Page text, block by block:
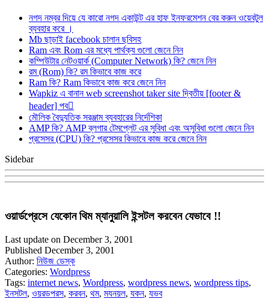
নগদ নম্বর দিয়ে যে কারো নগদ একাউন্ট এর হাফ ইনফরমেশন বের করুন ওয়েবটুল
ব্যবহার করে ।
Mb ছাড়াই facebook চালান ছবিসহ
Ram এবং Rom এর মধ্যে পার্থক্য গুলো জেনে নিন
কম্পিউটার নেটওয়ার্ক (Computer Network) কি? জেনে নিন
রম (Rom) কি? রম কিভাবে কাজ করে
Ram কি? Ram কিভাবে কাজ করে জেনে নিন
Wapkiz এ বানান web screenshot taker site দ্বিতীয় [footer &
header] পব
মৌলিক বৈদ্যুতিক সরঞ্জাম ব্যবহারের নির্দেশিকা
AMP কি? AMP ব্লগার টেমপ্লেট এর সুবিধা এবং অসুবিধা গুলো জেনে নিন
প্রসেসর (CPU) কি? প্রসেসর কিভাবে কাজ করে জেনে নিন
Sidebar
ওয়ার্ডপ্রেসে যেকোন থিম ম্যানুয়ালি ইন্সটল করবেন যেভাবে !!
Last update on December 3, 2001
Published December 3, 2001
Author: নিউজ ডেস্ক
Categories: Wordpress
Tags: internet news, Wordpress, wordpress news, wordpress tips,
ইনসটল, ওয়রডপরস, করবন, থম, মযনয়ল, যকন, যভব